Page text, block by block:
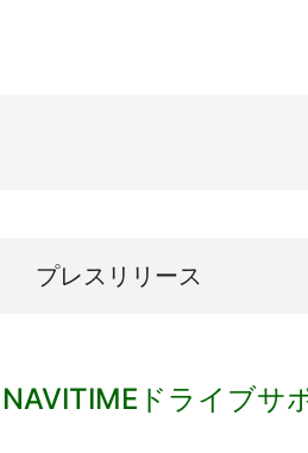
プレス リリース
ドライブサ